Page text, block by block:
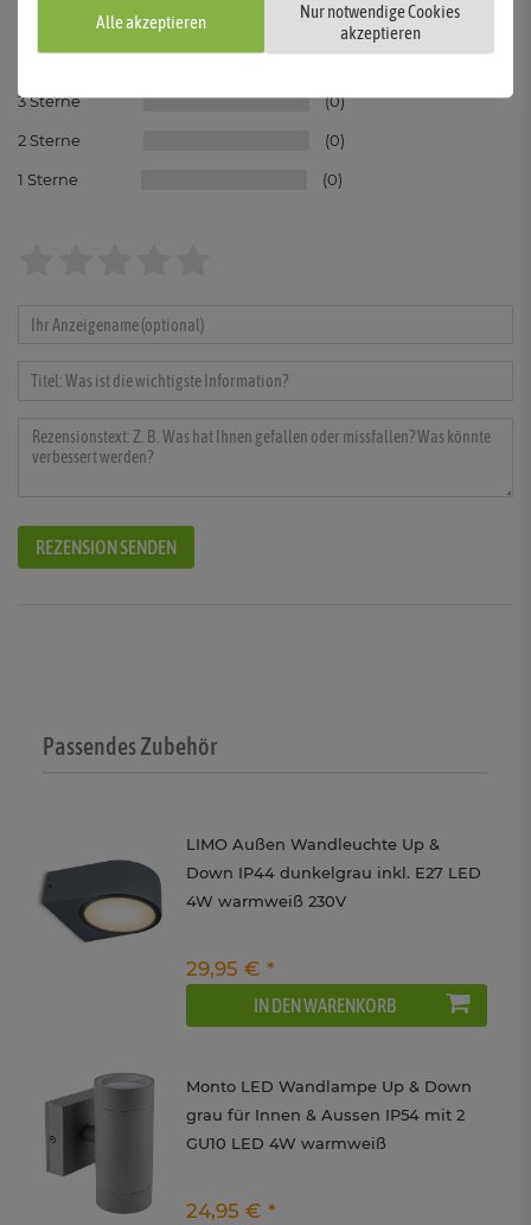
0
3 0
2 0
1 0
REZENSION SENDEN
Passendes Zubehör
LIMO Außen Wandleuchte Up &
Down IP44 dunkelgrau inkl. E27 LED
4W warmweiß 230V
29,95 € *
IN DEN WARENKORB
Monto LED Wandlampe Up & Down
grau für Innen & Aussen IP54 mit 2
GU10 LED 4W warmweiß
24,95 € *
Alle akzeptieren
Nur notwendige Cookies
akzeptieren